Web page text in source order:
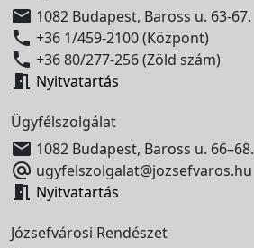
 1082 Budapest, Baross u. 63-67.
 +36 1/459-2100 (Központ)
 +36 80/277-256 (Zöld szám)
 Nyitvatartás
Ügyfélszolgálat
 1082 Budapest, Baross u. 66–68.
 ugyfelszolgalat@jozsefvaros.hu
 Nyitvatartás
Józsefvárosi Rendészet